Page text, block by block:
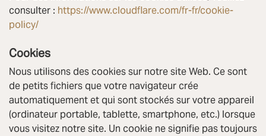
consulter : https://www.cloudflare.com/fr-fr/cookie-
policy/
Cookies
Nous utilisons des cookies sur notre site Web. Ce sont
de petits fichiers que votre navigateur crée
automatiquement et qui sont stockés sur votre appareil
(ordinateur portable, tablette, smartphone, etc.) lorsque
vous visitez notre site. Un cookie ne signifie pas toujours